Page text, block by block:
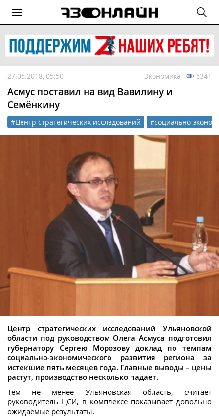
27.06.2018, 05:50 Экономика 6341
Асмус поставил на вид Вавилину и
Семёнкину
#Центр стратегических исследований #социально-
Центр стратегических исследований Ульяновской
области под руководством Олега Асмуса подготовил
губернатору Сергею Морозову доклад по темпам
социально-экономического развития региона за
истекшие пять месяцев года. Главные выводы – цены
растут, производство несколько падает.
Тем не менее Ульяновская область, считает
руководитель ЦСИ, в комплексе показывает довольно
ожидаемые результаты.